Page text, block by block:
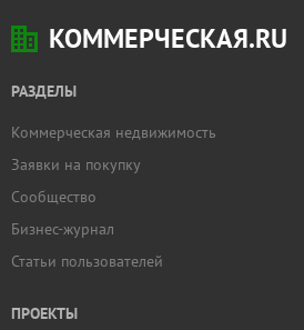
КОММЕРЧЕСКАЯ.RU
РАЗДЕЛЫ
Коммерческая недвижимость
Заявки на покупку
Сообщество
Бизнес-журнал
Статьи пользователей
ПРОЕКТЫ